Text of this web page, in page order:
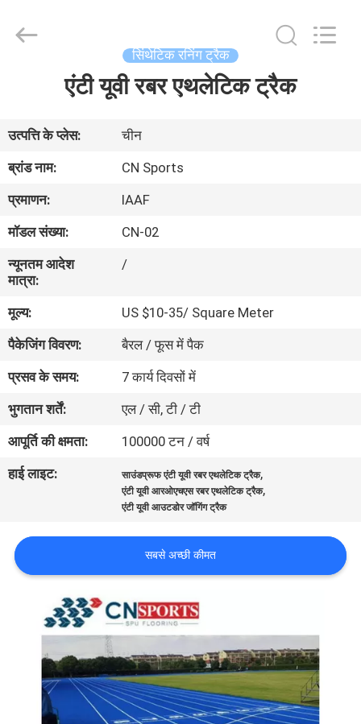
उत्पादों
हमारे
बारे
भ्रमण
गुणवत्ता
नियंत्रण
संपर्क
करें
एक
उद्धरण
अनुरोध
साइटमैप
Materials
सिंथेटिक रनिंग ट्रैक
एंटी यूवी रबर एथलेटिक ट्रैक
उत्पत्ति के प्लेस:
चीन
ब्रांड नाम:
CN Sports
प्रमाणन:
IAAF
मॉडल संख्या:
CN-02
न्यूनतम आदेश
मात्रा:
/
मूल्य:
US $10-35/ Square Meter
पैकेजिंग विवरण:
बैरल / फूस में पैक
प्रसव के समय:
7 कार्य दिवसों में
भुगतान शर्तें:
एल / सी, टी / टी
आपूर्ति की क्षमता:
100000 टन / वर्ष
हाई लाइट:
साउंडप्रूफ एंटी यूवी रबर एथलेटिक ट्रैक,
एंटी यूवी आरओएचएस रबर एथलेटिक ट्रैक,
एंटी यूवी आउटडोर जॉगिंग ट्रैक
सबसे अच्छी कीमत